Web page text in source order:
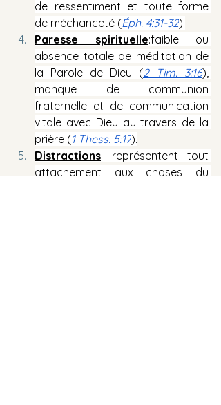
de ressentiment et toute forme
de méchanceté (Éph. 4:31-32).
Paresse spirituelle:faible ou
absence totale de méditation de
la Parole de Dieu (2 Tim. 3:16),
manque de communion
fraternelle et de communication
vitale avec Dieu au travers de la
prière (1 Thess. 5:17).
Distractions: représentent tout
attachement aux choses du